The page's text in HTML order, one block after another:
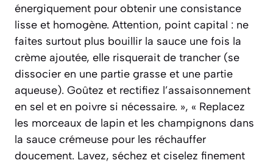
énergiquement pour obtenir une consistance
lisse et homogène. Attention, point capital : ne
faites surtout plus bouillir la sauce une fois la
crème ajoutée, elle risquerait de trancher (se
dissocier en une partie grasse et une partie
aqueuse). Goûtez et rectifiez l’assaisonnement
en sel et en poivre si nécessaire. », « Replacez
les morceaux de lapin et les champignons dans
la sauce crémeuse pour les réchauffer
doucement. Lavez, séchez et ciselez finement